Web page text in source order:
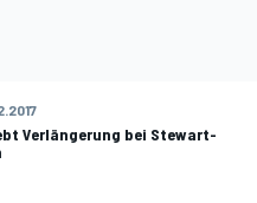
Verlängerung bei Stewart-